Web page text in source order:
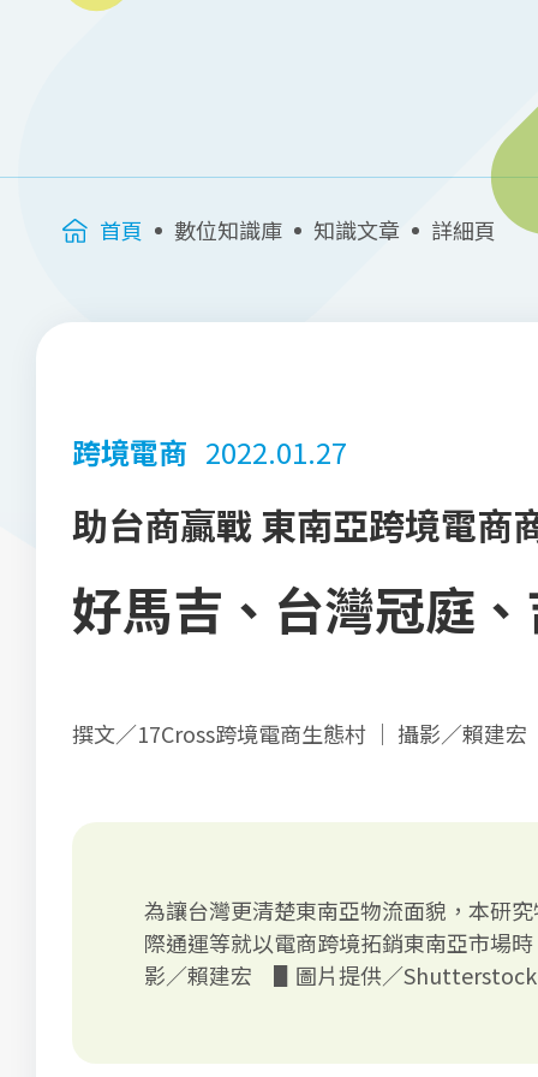
首頁 數位知識庫 知識文章 詳細頁
跨境電商 2022.01.27
助台商贏戰 東南亞跨境電商
好馬吉、台灣冠庭
撰文／17Cross跨境電商生態村 ｜ 攝影／賴建宏
為讓台灣更清楚東南亞物流面貌，本研
際通運等就以電商跨境拓銷東南亞市場
影／賴建宏 ▋圖片提供／Shutterstock